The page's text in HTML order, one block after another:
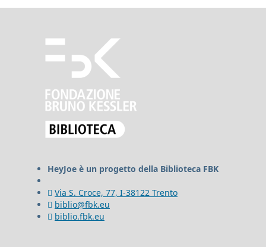
HeyJoe è un progetto della Biblioteca FBK
Via S. Croce, 77, I-38122 Trento
biblio@fbk.eu
biblio.fbk.eu